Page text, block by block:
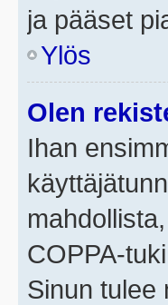
ja pääset
Ylös
Olen
Ihan
COPPA-
Sinun tulee